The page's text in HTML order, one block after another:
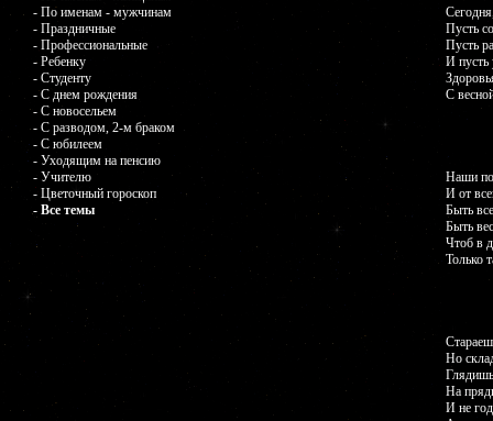
- По именам - мужчинам
- Праздничные
- Профессиональные
- Ребенку
- Студенту
- С днем рождения
- С новосельем
- С разводом, 2-м браком
- С юбилеем
- Уходящим на пенсию
- Учителю
- Цветочный гороскоп
- Все темы
Пусть
Пусть
И пусть
С
Наши
И от
Быть
Быть
Чтоб в
Только
Но
На
И не